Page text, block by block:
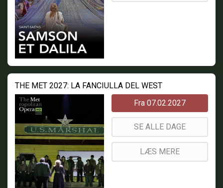
THE MET 2027: LA FANCIULLA DEL WEST
Fra 07.02.2027
SE ALLE DAGE
LÆS MERE